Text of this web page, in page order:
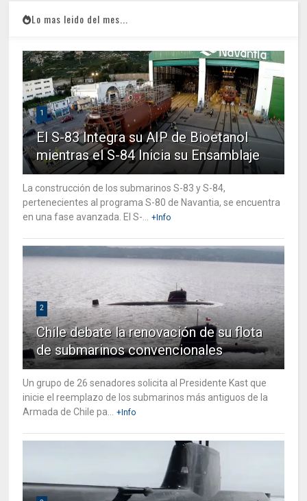
Lo mas leido del mes...
1
El S-83 Integra su AIP de Bioetanol
mientras el S-84 Inicia su Ensamblaje
La construcción de los submarinos S-83 y S-84,
pertenecientes al programa S-80 de Navantia, se encuentra
en una fase avanzada. El S-... +Info
2
Chile debate la renovación de su flota
de submarinos convencionales
Un grupo de 26 senadores solicita al Presidente Kast que
inicie el reemplazo de los submarinos más antiguos de la
Armada de Chile pa... +Info